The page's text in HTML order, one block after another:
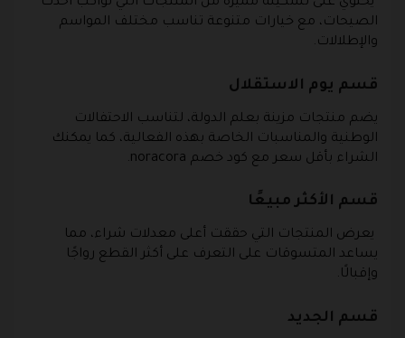
يحتوي على تشكيلة مميزة من المنتجات التي تواكب أحدث
الصيحات، مع خيارات متنوعة تناسب مختلف المواسم
والإطلالات.
قسم يوم الاستقلال
يضم منتجات مزينة بعلم الدولة، لتناسب الاحتفالات
الوطنية والمناسبات الخاصة بهذه الفعالية، كما يمكنك
الشراء بأقل سعر مع كود خصم noracora.
قسم الأكثر مبيعًا
يعرض المنتجات التي حققت أعلى معدلات شراء، مما
يساعد المتسوقات على التعرف على أكثر القطع رواجًا
وإقبالًا.
قسم الجديد